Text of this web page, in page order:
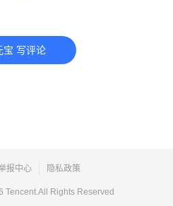
宝 写评论
报中心 隐私政策
Tencent.All Rights Reserved